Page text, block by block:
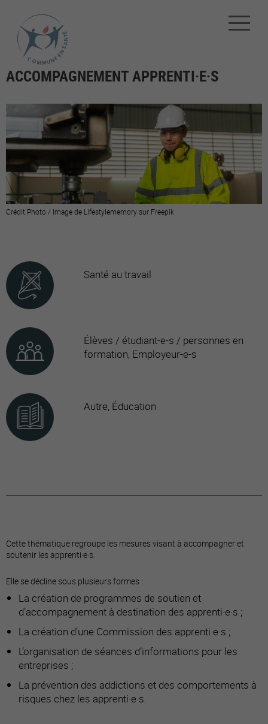
ACCOMPAGNEMENT APPRENTI·E·S
Crédit Photo / Image de Lifestylememory sur Freepik
Santé au travail
Élèves / étudiant-e-s / personnes en
formation, Employeur-e-s
Autre, Éducation
Cette thématique regroupe les mesures visant à accompagner et
soutenir les apprenti·e·s.
Elle se décline sous plusieurs formes :
La création de programmes de soutien et
d’accompagnement à destination des apprenti·e·s ;
La création d’une Commission des apprenti·e·s ;
L’organisation de séances d’informations pour les
entreprises ;
La prévention des addictions et des comportements à
risques chez les apprenti·e·s.